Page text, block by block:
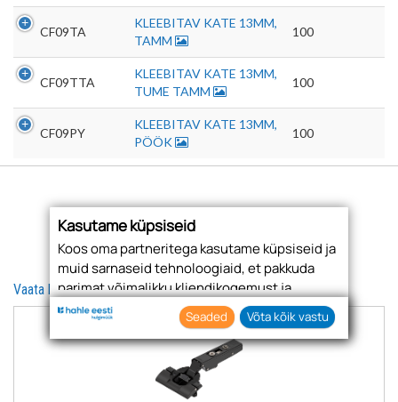
CF09TA
KLEEBITAV KATE 13MM,
TAMM
100
CF09TTA
KLEEBITAV KATE 13MM,
TUME TAMM
100
CF09PY
KLEEBITAV KATE 13MM,
PÖÖK
100
Vaata ka
Kasutame küpsiseid
Koos oma partneritega kasutame küpsiseid ja
muid sarnaseid tehnoloogiaid, et pakkuda
parimat võimalikku kliendikogemust ja
asjakohast reklaami.
Nõustudes lubate oma teabe kogumiseks ja
kasutamiseks kasutada küpsiseid ja
tehnoloogiaid. Samuti saate oma nõusoleku
anda, klõpsates menüüdes nuppu "Seaded".
Seaded Võta kõik vastu